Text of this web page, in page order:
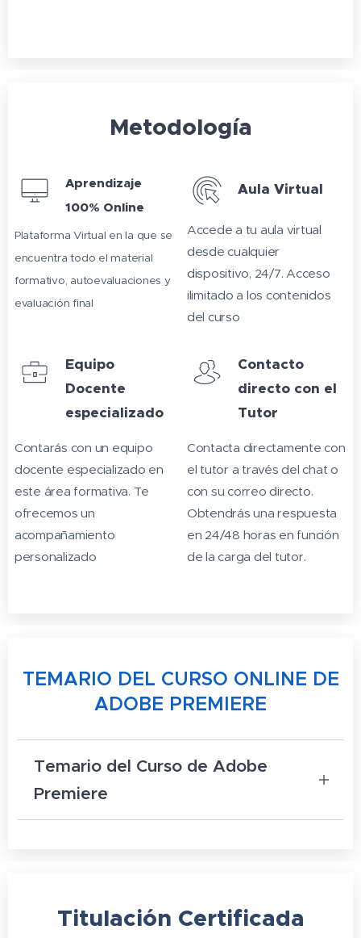
Metodología
Aprendizaje
100% Online
Plataforma Virtual en la que se
encuentra todo el material
formativo, autoevaluaciones y
evaluación final
Aula Virtual
Accede a tu aula virtual
desde cualquier
dispositivo, 24/7. Acceso
ilimitado a los contenidos
del curso
Equipo
Docente
especializado
Contarás con un equipo
docente especializado en
este área formativa. Te
ofrecemos un
acompañamiento
personalizado
Contacto
directo con el
Tutor
Contacta directamente con
el tutor a través del chat o
con su correo directo.
Obtendrás una respuesta
en 24/48 horas en función
de la carga del tutor.
TEMARIO DEL CURSO ONLINE DE
ADOBE PREMIERE
Temario del Curso de Adobe
Premiere
Titulación Certificada